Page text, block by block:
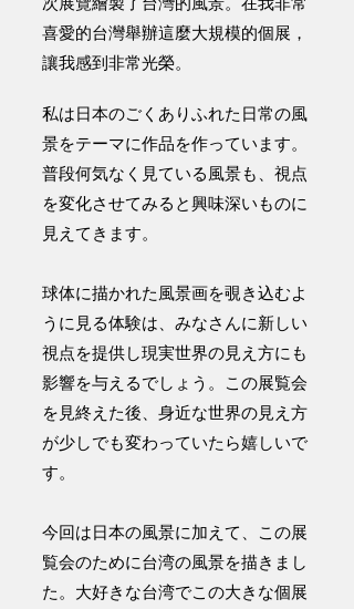
喜愛的台灣舉辦這麼大規模的個展，
讓我感到非常光榮。
私は日本のごくありふれた日常の風
景をテーマに作品を作っています。
普段何気なく見ている風景も、視点
を変化させてみると興味深いものに
見えてきます。
球体に描かれた風景画を覗き込むよ
うに見る体験は、みなさんに新しい
視点を提供し現実世界の見え方にも
影響を与えるでしょう。この展覧会
を見終えた後、身近な世界の見え方
が少しでも変わっていたら嬉しいで
す。
今回は日本の風景に加えて、この展
覧会のために台湾の風景を描きまし
た。大好きな台湾でこの大きな個展